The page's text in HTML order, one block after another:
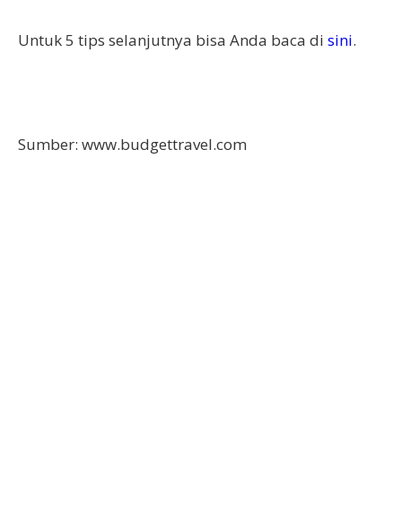
Untuk 5 tips selanjutnya bisa Anda baca di sini.
Sumber: www.budgettravel.com